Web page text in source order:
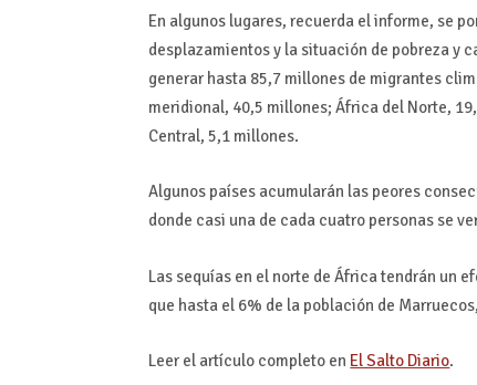
En algunos lugares, recuerda el informe, se
desplazamientos y la situación de pobreza y
generar hasta 85,7 millones de migrantes
meridional, 40,5 millones; África del Norte,
Central, 5,1 millones.
Algunos países acumularán las peores
donde casi una de cada cuatro personas se
Las sequías en el norte de África tendrán un
que hasta el 6% de la población de
Leer el artículo completo en El Salto Diario.